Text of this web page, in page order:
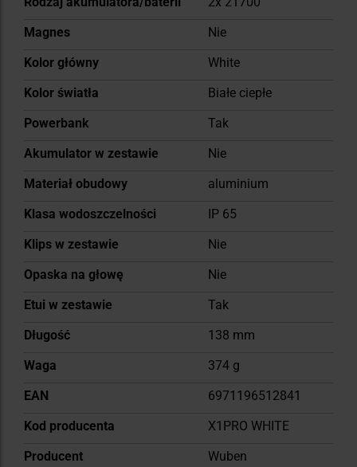
Magnes
Nie
Kolor główny
White
Kolor światła
Białe ciepłe
Powerbank
Tak
Akumulator w zestawie
Nie
Materiał obudowy
aluminium
Klasa wodoszczelności
IP 65
Klips w zestawie
Nie
Opaska na głowę
Nie
Etui w zestawie
Tak
Długość
138 mm
Waga
374 g
EAN
6971196512841
Kod producenta
X1PRO WHITE
Producent
Wuben